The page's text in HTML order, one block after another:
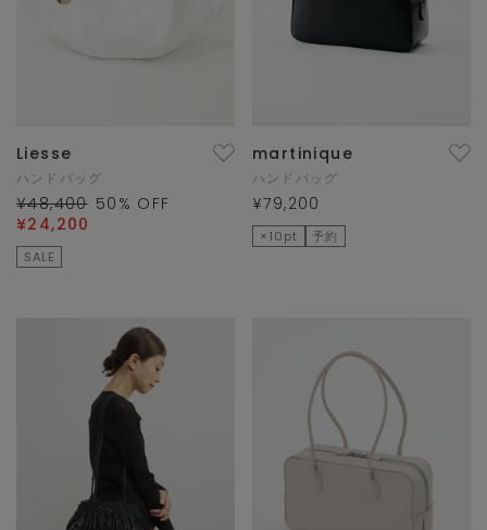
Liesse
ハンドバッグ
¥48,400 50 % OFF
¥24,200
SALE
martinique
ハンドバッグ
¥79,200
×10pt 予約